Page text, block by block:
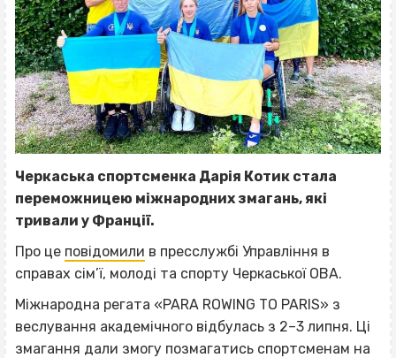
Черкаська спортсменка Дарія Котик стала
переможницею міжнародних змагань, які
тривали у Франції.
Про це повідомили в пресслужбі Управління в
справах сім’ї, молоді та спорту Черкаської ОВА.
Міжнародна регата «PARA ROWING TO PARIS» з
веслування академічного відбулась з 2–3 липня. Ці
змагання дали змогу позмагатись спортсменам на